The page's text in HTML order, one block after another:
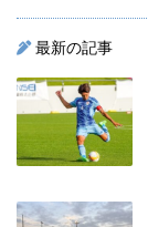
最新の記事